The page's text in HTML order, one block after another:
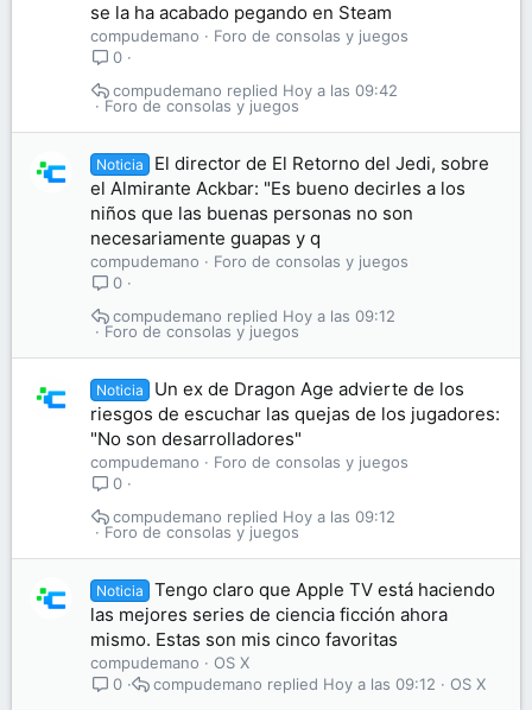
se la ha acabado pegando en Steam
compudemano
Foro de consolas y juegos
0
Foro de consolas y juegos
Hoy a las 09:42
compudemano
Noticia
El director de El Retorno del Jedi, sobre
el Almirante Ackbar: "Es bueno decirles a los
niños que las buenas personas no son
necesariamente guapas y q
compudemano
Foro de consolas y juegos
0
Foro de consolas y juegos
Hoy a las 09:12
compudemano
Noticia
Un ex de Dragon Age advierte de los
riesgos de escuchar las quejas de los jugadores:
"No son desarrolladores"
compudemano
Foro de consolas y juegos
0
Foro de consolas y juegos
Hoy a las 09:12
compudemano
Noticia
Tengo claro que Apple TV está haciendo
las mejores series de ciencia ficción ahora
mismo. Estas son mis cinco favoritas
compudemano
OS X
0
OS X
Hoy a las 09:12
compudemano